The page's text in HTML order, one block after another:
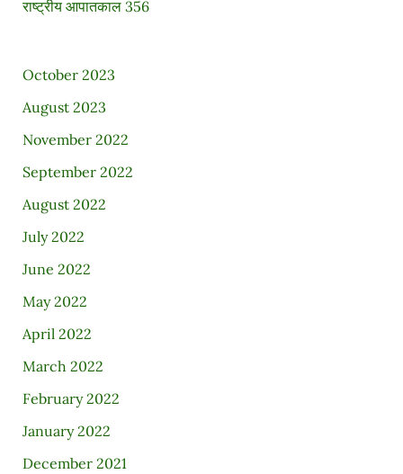
राष्ट्रीय आपातकाल 356
October 2023
August 2023
November 2022
September 2022
August 2022
July 2022
June 2022
May 2022
April 2022
March 2022
February 2022
January 2022
December 2021